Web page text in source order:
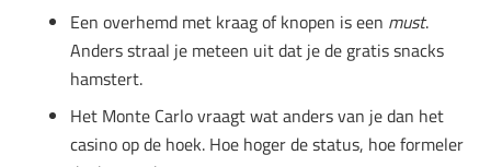
Een overhemd met kraag of knopen is een must.
Anders straal je meteen uit dat je de gratis snacks
hamstert.
Het Monte Carlo vraagt wat anders van je dan het
casino op de hoek. Hoe hoger de status, hoe formeler